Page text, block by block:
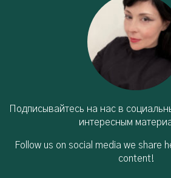
Подписывайтесь на нас в
интересным
Follow us on social media we share
content!